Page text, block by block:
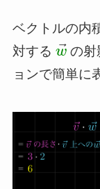
ベクトルの内
対する w⃗
w→
の射
ョンで簡単に